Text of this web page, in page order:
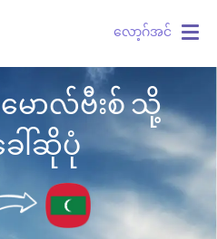
လော့ဂ်အင်
ောလ်ဗီးစ် သို့
ေါ်ဆိုပုံ